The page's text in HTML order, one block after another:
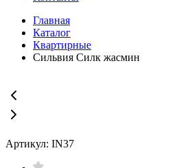
Главная
Каталог
Квартирные
Сильвия Силк жасмин
Артикул: IN37